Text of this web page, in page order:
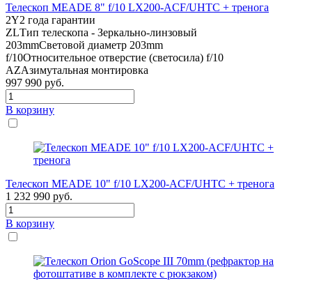
Телескоп MEADE 8" f/10 LX200-ACF/UHTC + тренога
2Y2 года гарантии
ZLТип телескопа - Зеркально-линзовый
203mmСветовой диаметр 203mm
f/10Относительное отверстие (светосила) f/10
AZАзимутальная монтировка
997 990 руб.
В корзину
Телескоп MEADE 10" f/10 LX200-ACF/UHTC + тренога
1 232 990 руб.
В корзину